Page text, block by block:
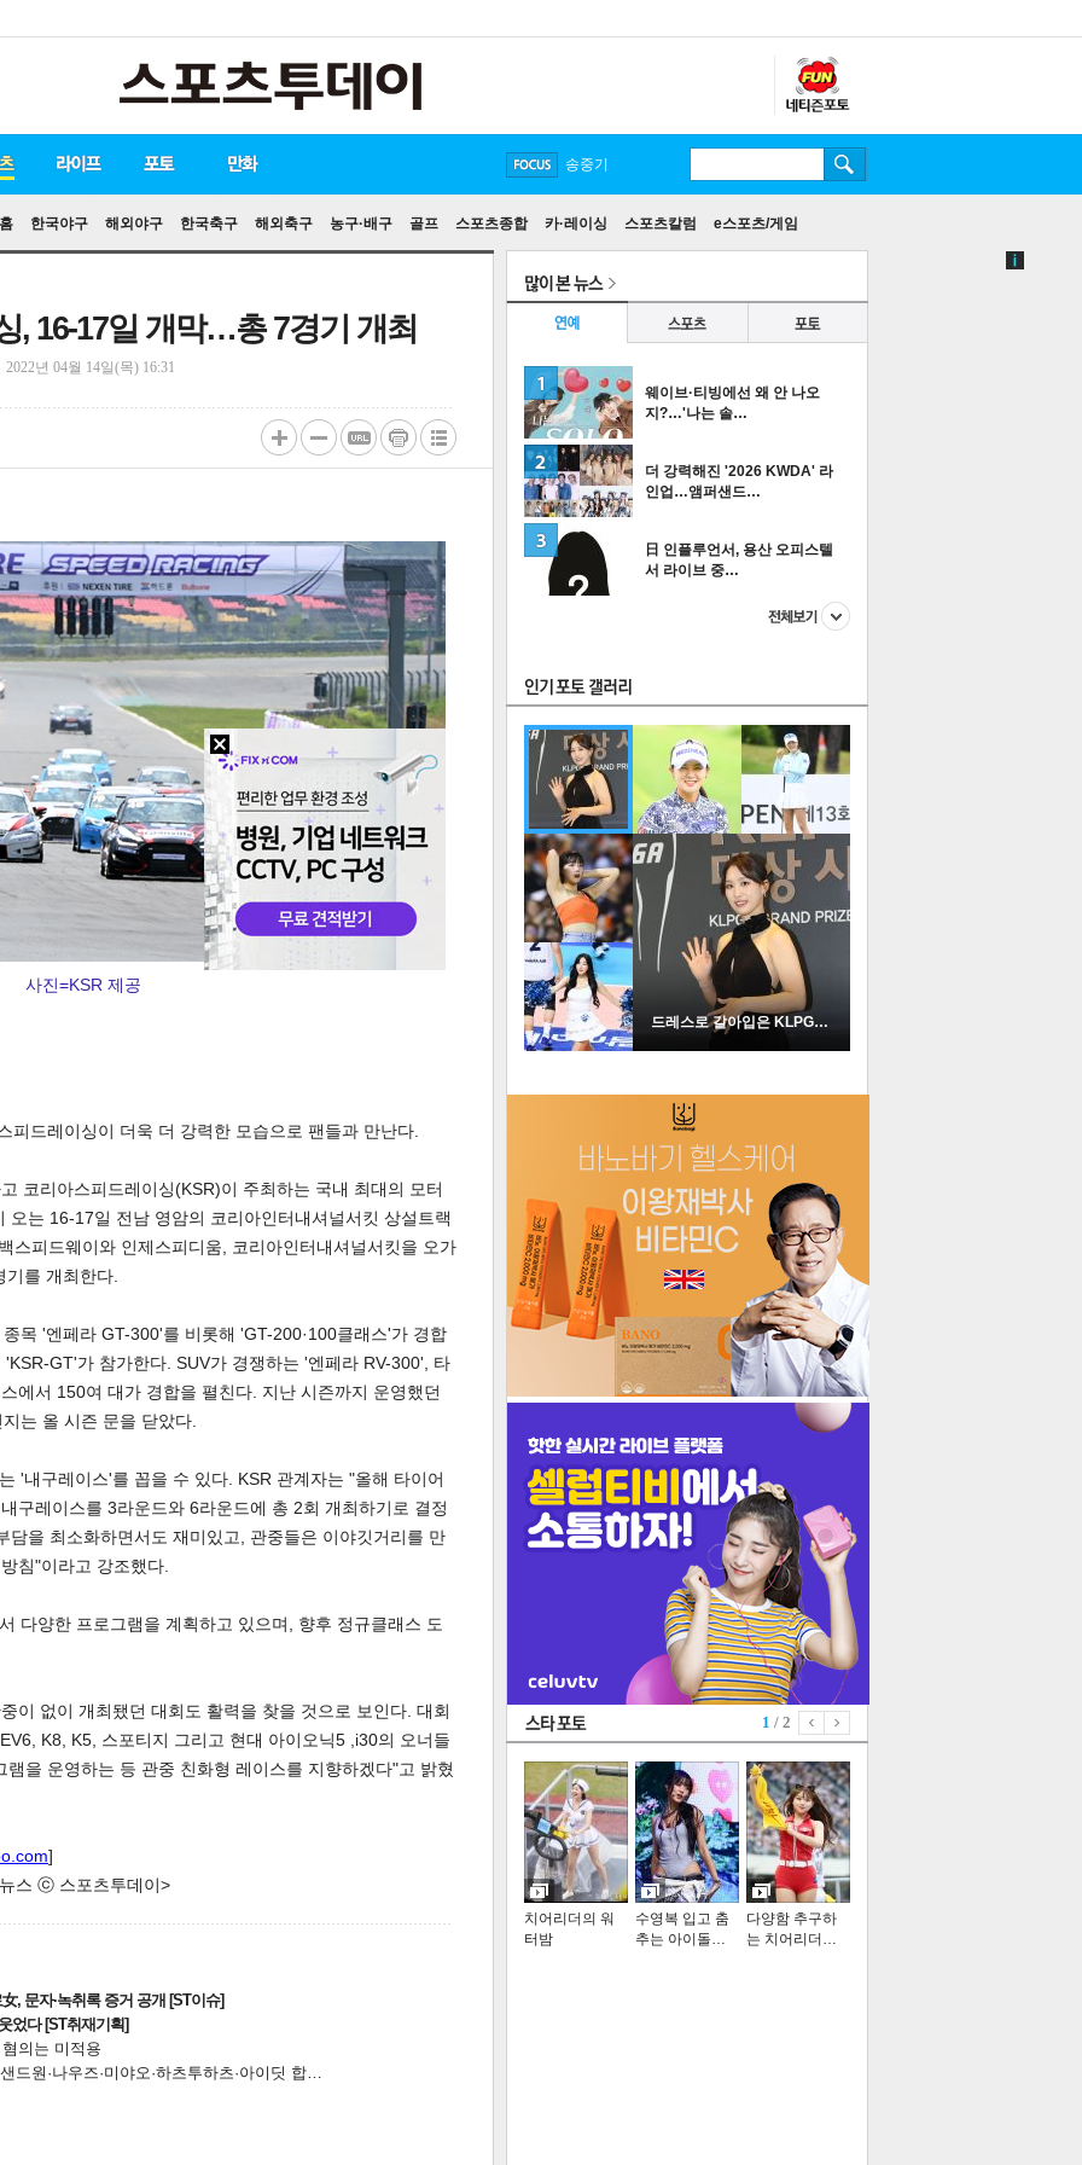
한국야구 해외야구 한국축구 해외축구 농구·배구 골프 스포츠종합 카·레이싱 스포츠칼럼 e스포츠/게임
라이프 포토
FOCUS
방탄소년단
손흥민
유아인
송중기
, 16-17일 개막…총 7경기 개최
2022년 04월 14일(목) 16:31
사진=KSR 제공
피드레이싱이 더욱 더 강력한 모습으로 팬들과 만난다.
코리아스피드레이싱(KSR)이 주최하는 국내 최대의 모터
는 16-17일 전남 영암의 코리아인터내셔널서킷 상설트랙
스피드웨이와 인제스피디움, 코리아인터내셔널서킷을 오가
를 개최한다.
목 '엔페라 GT-300'를 비롯해 'GT-200·100클래스'가 경합
GT'가 참가한다. SUV가 경쟁하는 '엔페라 RV-300', 타
에서 150여 대가 경합을 펼친다. 지난 시즌까지 운영했던
는 올 시즌 문을 닫았다.
'내구레이스'를 꼽을 수 있다. KSR 관계자는 "올해 타이어
구레이스를 3라운드와 6라운드에 총 2회 개최하기로 결정
담을 최소화하면서도 재미있고, 관중들은 이야깃거리를 만
침"이라고 강조했다.
다양한 프로그램을 계획하고 있으며, 향후 정규클래스 도
이 없이 개최됐던 대회도 활력을 찾을 것으로 보인다. 대회
K8, K5, 스포티지 그리고 현대 아이오닉5 ,i30의 오너들
을 운영하는 등 관중 친화형 레이스를 지향하겠다"고 밝혔
]
스 ⓒ 스포츠투데이>
, 문자·녹취록 증거 공개 [ST이슈]
었다 [ST취재기획]
의는 미적용
원·나우즈·미야오·하츠투하츠·아이딧 합…
많이 본 뉴스
연예
스포츠 포토
웨이브·티빙에선 왜 안 나오
지?…'나는 솔…
2
더 강력해진 '2026 KWDA' 라
인업…앰퍼샌드…
日 인플루언서, 용산 오피스텔
서 라이브 중…
더보기
인기포토
드레스로 갈아입은 KLPGA …
1 / 2
치어리더의 워
터밤
수영복 입고 춤
추는 아이돌…
다양함 추구하
는 치어리더…